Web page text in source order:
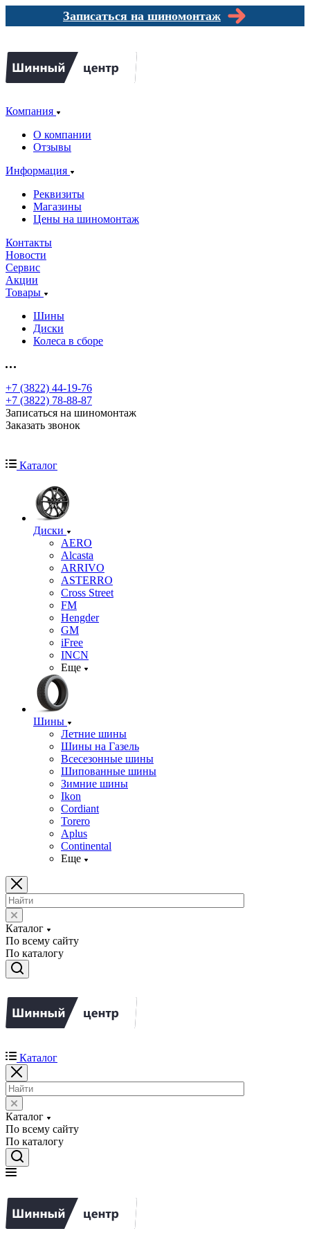
Записаться на шиномонтаж
Компания
О компании
Отзывы
Информация
Реквизиты
Магазины
Цены на шиномонтаж
Контакты
Новости
Сервис
Акции
Товары
Шины
Диски
Колеса в сборе
+7 (3822) 44-19-76
+7 (3822) 78-88-87
Записаться на шиномонтаж
Заказать звонок
Каталог
Диски
AERO
Alcasta
ARRIVO
ASTERRO
Cross Street
FM
Hengder
GM
iFree
INCN
Еще
Шины
Летние шины
Шины на Газель
Всесезонные шины
Шипованные шины
Зимние шины
Ikon
Cordiant
Torero
Aplus
Continental
Еще
Каталог
По всему сайту
По каталогу
Каталог
Каталог
По всему сайту
По каталогу